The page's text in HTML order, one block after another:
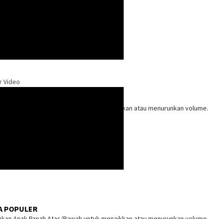
Anak Panah Atas/Bawah untuk menaikkan atau menurunkan volume.
Video
POPULER